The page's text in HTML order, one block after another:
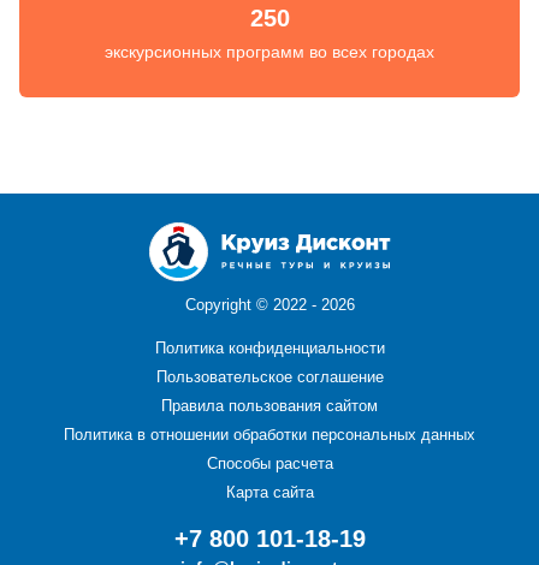
250
экскурсионных программ во всех городах
Copyright © 2022 - 2026
Политика конфиденциальности
Пользовательское соглашение
Правила пользования сайтом
Политика в отношении обработки персональных данных
Способы расчета
Карта сайта
+7 800 101-18-19